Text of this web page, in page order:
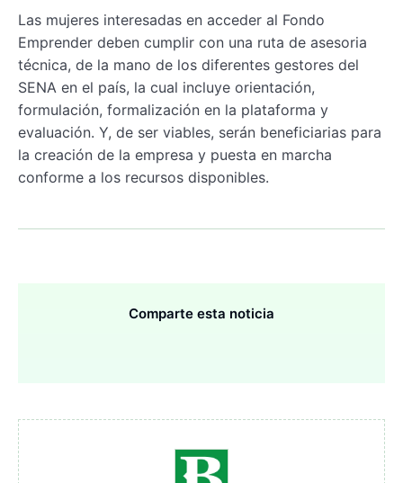
Las mujeres interesadas en acceder al Fondo
Emprender deben cumplir con una ruta de asesoria
técnica, de la mano de los diferentes gestores del
SENA en el país, la cual incluye orientación,
formulación, formalización en la plataforma y
evaluación. Y, de ser viables, serán beneficiarias para
la creación de la empresa y puesta en marcha
conforme a los recursos disponibles.
Comparte esta noticia